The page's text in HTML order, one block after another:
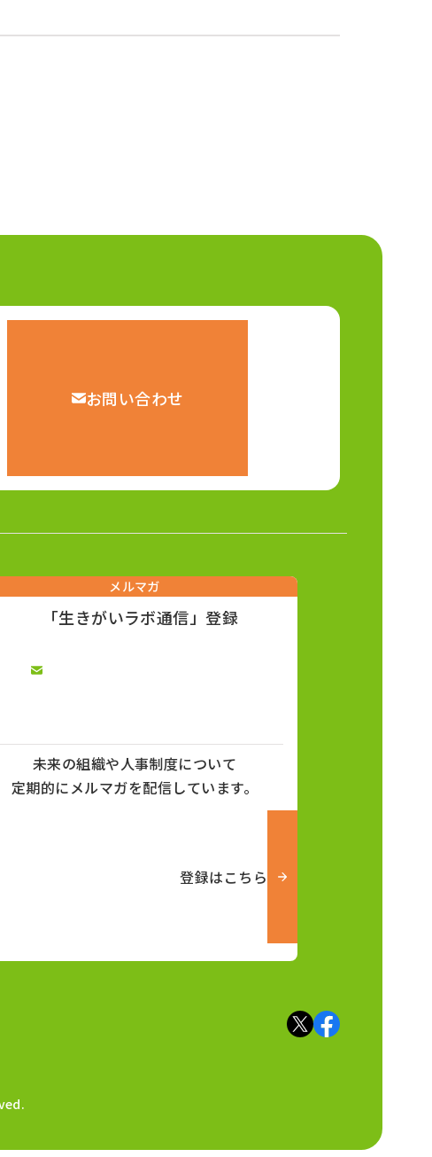
お問い合わせ
メルマガ
「生きがいラボ通信」登録
未来の組織や人事制度について
定期的にメルマガを配信しています。
登録はこちら